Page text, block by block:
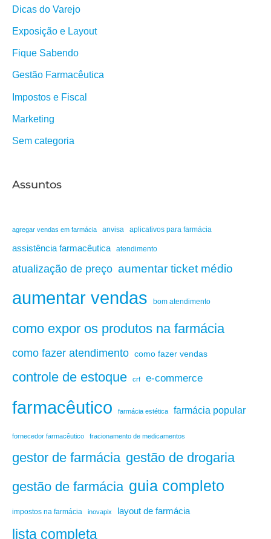
Dicas do Varejo
Exposição e Layout
Fique Sabendo
Gestão Farmacêutica
Impostos e Fiscal
Marketing
Sem categoria
Assuntos
agregar vendas em farmácia anvisa aplicativos para farmácia
assistência farmacêutica atendimento
atualização de preço aumentar ticket médio
aumentar vendas bom atendimento
como expor os produtos na farmácia
como fazer atendimento como fazer vendas
controle de estoque crf e-commerce
farmacêutico farmácia estética farmácia popular
fornecedor farmacêutico fracionamento de medicamentos
gestor de farmácia gestão de drogaria
gestão de farmácia guia completo
impostos na farmácia inovapix layout de farmácia
lista completa